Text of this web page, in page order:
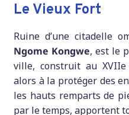
Le Vieux Fort
Ruine d’une citadelle
Ngome Kongwe, est le
ville, construit au
alors à la protéger des
les hauts remparts de
par le temps, apportent